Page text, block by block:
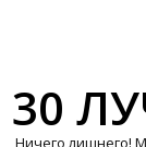
30
Ничего лишнего!